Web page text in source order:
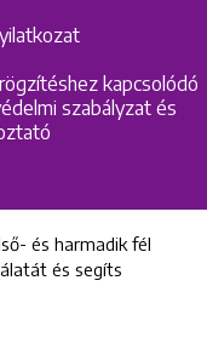
kapcsolódó
szabályzat és
and Implant Center
és harmadik fél
és segíts